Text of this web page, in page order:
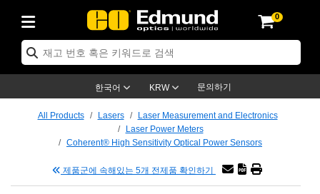
0
한국어 KRW 문의하기
Diffusers
Optics
System
Mounts
and Electronics
Lenses
(S-Mount Lenses)
Magnification Lenses
Cameras
Cameras
Cameras
이트 & 조명
Targets
Targets
& Stage Micrometers
Level Test Targets
& Detection
Solutions
and Electronics
& Production
Handling Tools
By Application
By Brand
ProductsProducts
Products
Microscopy
All Products Lasers
Laser Measurement and Electronics
Laser Power Meters
Coherent® High Sensitivity Optical Power Sensors
제품군에 속해있는 5개 전제품 확인하기